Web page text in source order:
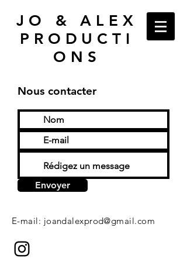
JO & ALEX
PRODUCTI
ONS
Nous contacter
Envoyer
E-mail: joandalexprod@gmail.com